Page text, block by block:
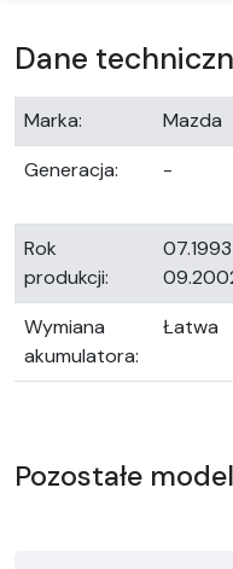
Dane
Marka: Mazda
Generacja:
-
Rok
produkcji:
Wymiana
akumulatora:
Łatwa
Pozostałe